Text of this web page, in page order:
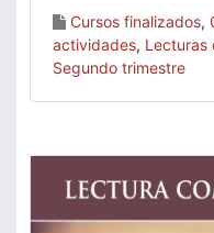
Cursos finalizados,
actividades, Lecturas
Segundo trimestre